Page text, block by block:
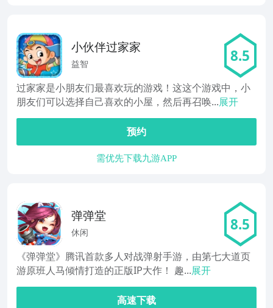
小伙伴过家家
益智 8.5
过家家是小朋友们最喜欢玩的游戏！这这个游戏中，小
朋友们可以选择自己喜欢的小屋，然后再召唤...展开
预约
需优先下载九游APP
弹弹堂
休闲 8.5
《弹弹堂》腾讯首款多人对战弹射手游，由第七大道页
游原班人马倾情打造的正版IP大作！ 趣...展开
高速下载